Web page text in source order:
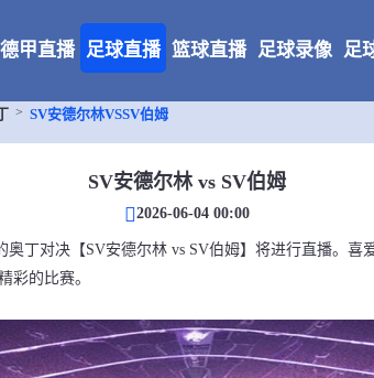
德甲直播 足球直播 篮球直播 足球录像 足
SV安德尔林VSSV伯姆
SV安德尔林 vs SV伯姆
2026-06-04 00:00
奥丁对决【SV安德尔林 vs SV伯姆】将进行直播。喜
彩的比赛。